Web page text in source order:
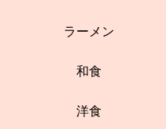
ラーメン
和食
洋食